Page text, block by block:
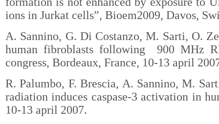
ions in Jurkat cells”, Bioem2009, Davos,
A. Sannino, G. Di Costanzo, M. Sarti, O.
human fibroblasts following 900 MHz
congress, Bordeaux, France, 10-13 april
R. Palumbo, F. Brescia, A. Sannino, M.
radiation induces caspase-3 activation in
10-13 april 2007.